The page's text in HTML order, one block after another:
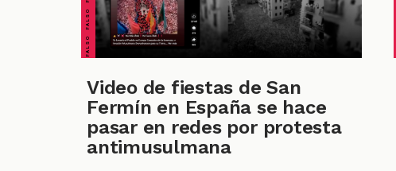
Video de fiestas de San
Fermín en España se hace
pasar en redes por protesta
antimusulmana